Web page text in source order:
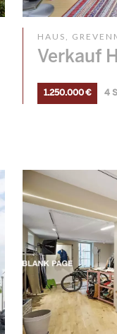
HAUS,
Verkauf
1.250.000 € 4